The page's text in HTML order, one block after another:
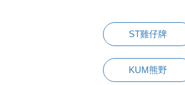
ST雞仔牌
KUM熊野